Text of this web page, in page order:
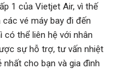
1 của Vietjet Air, vì thế
vé máy bay đi đến
thể liên hệ với nhân
sự hỗ trợ, tư vấn nhiệt
cho bạn và gia đình